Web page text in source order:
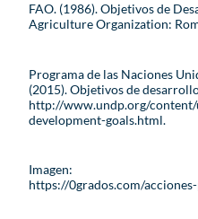
FAO. (1986). Objetivos de
Agriculture Organization:
Programa de las Naciones
(2015). Objetivos de
http://www.undp.org/
development-goals.html.
Imagen:
https://0grados.com/